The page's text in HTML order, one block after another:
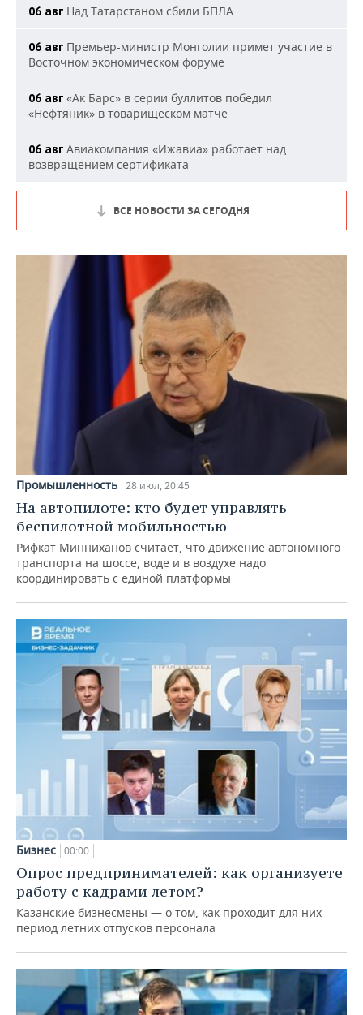
06 авг Над Татарстаном сбили БПЛА
06 авг Премьер-министр Монголии примет участие в
Восточном экономическом форуме
06 авг «Ак Барс» в серии буллитов победил
«Нефтяник» в товарищеском матче
06 авг Авиакомпания «Ижавиа» работает над
возвращением сертификата
ВСЕ НОВОСТИ ЗА СЕГОДНЯ
Промышленность 28 июл, 20:45
На автопилоте: кто будет управлять
беспилотной мобильностью
Рифкат Минниханов считает, что движение автономного
транспорта на шоссе, воде и в воздухе надо
координировать с единой платформы
Бизнес 00:00
Опрос предпринимателей: как организуете
работу с кадрами летом?
Казанские бизнесмены — о том, как проходит для них
период летних отпусков персонала